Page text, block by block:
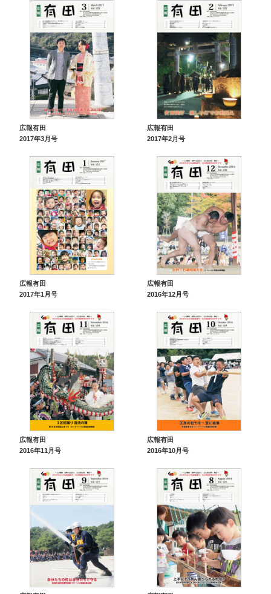
広報有田
2017年3月号
広報有田
2017年2月号
広報有田
2017年1月号
広報有田
2016年12月号
広報有田
2016年11月号
広報有田
2016年10月号